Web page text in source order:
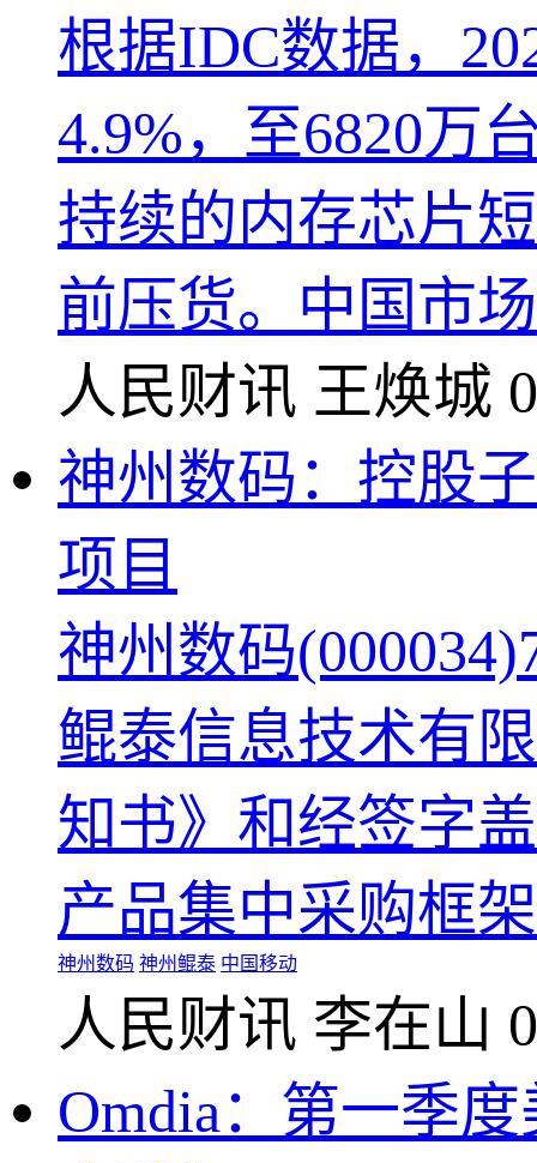
根据IDC数据，
4.9%，至6820万
持续的内存芯片
前压货。中国市
人民财讯 王焕城
神州数码：控股
项目
神州数码
鲲泰信息技术有
知书》和经签字
产品集中采购框
神州数码 神州鲲泰 中国移动
人民财讯 李在山
Omdia：第一季